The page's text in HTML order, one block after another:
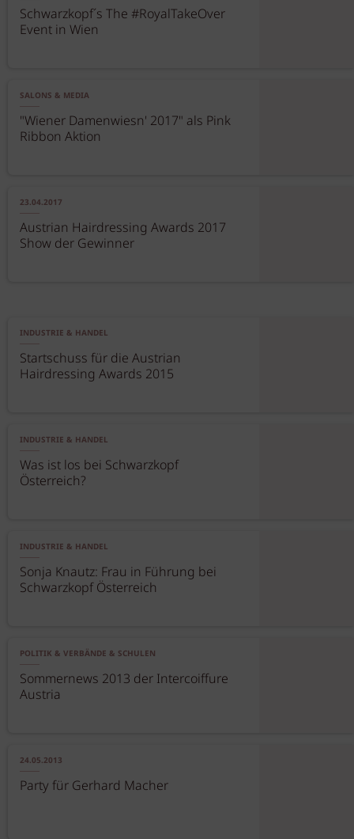
Schwarzkopf´s The #RoyalTakeOver
Event in Wien
SALONS & MEDIA
"Wiener Damenwiesn' 2017" als Pink
Ribbon Aktion
23.04.2017
Austrian Hairdressing Awards 2017
Show der Gewinner
INDUSTRIE & HANDEL
Startschuss für die Austrian
Hairdressing Awards 2015
INDUSTRIE & HANDEL
Was ist los bei Schwarzkopf
Österreich?
INDUSTRIE & HANDEL
Sonja Knautz: Frau in Führung bei
Schwarzkopf Österreich
POLITIK & VERBÄNDE & SCHULEN
Sommernews 2013 der Intercoiffure
Austria
24.05.2013
Party für Gerhard Macher